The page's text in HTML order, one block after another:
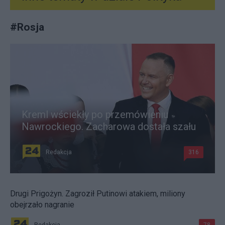
#Rosja
Kreml wściekły po przemówieniu
Nawrockiego. Zacharowa dostała szału
Redakcja 316
Drugi Prigożyn. Zagroził Putinowi atakiem, miliony
obejrzało nagranie